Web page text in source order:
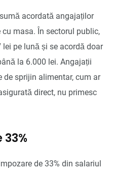
acordată angajaților
masa. În sectorul public,
pe lună și se acordă doar
la 6.000 lei. Angajații
de sprijin alimentar, cum ar
direct, nu primesc
de 33% din salariul